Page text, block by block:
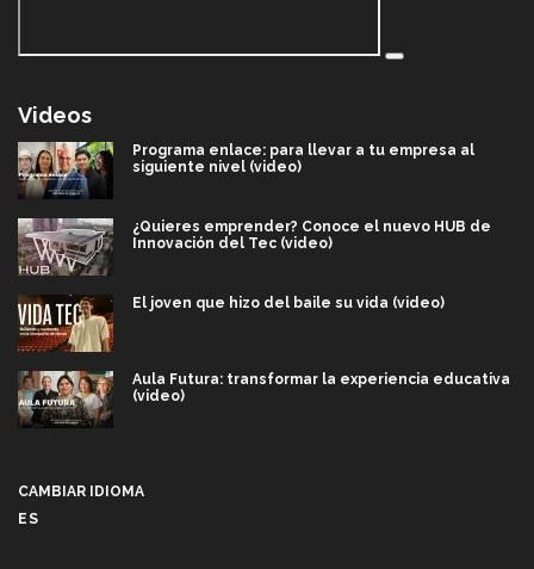
Videos
Programa enlace: para llevar a tu empresa al
siguiente nivel (video)
¿Quieres emprender? Conoce el nuevo HUB de
Innovación del Tec (video)
El joven que hizo del baile su vida (video)
Aula Futura: transformar la experiencia educativa
(video)
CAMBIAR IDIOMA
ES